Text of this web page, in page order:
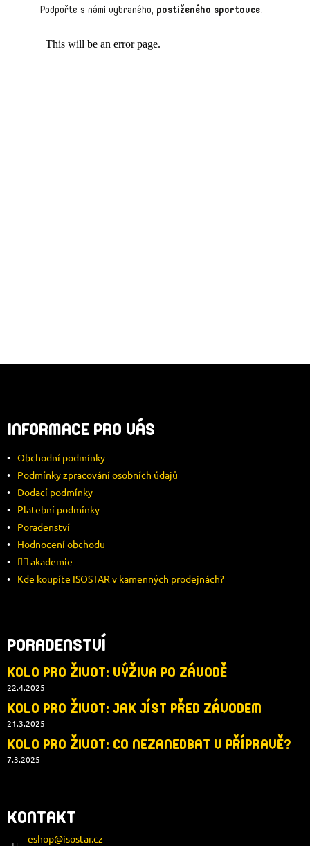
Podpořte s námi vybraného, postiženého sportovce.
P
A
T
INFORMACE PRO VÁS
Obchodní podmínky
Podmínky zpracování osobních údajů
Dodací podmínky
Platební podmínky
Poradenství
Hodnocení obchodu
🚴‍♂️ akademie
Kde koupíte ISOSTAR v kamenných prodejnách?
PORADENSTVÍ
KOLO PRO ŽIVOT: VÝŽIVA PO ZÁVODĚ
22.4.2025
KOLO PRO ŽIVOT: JAK JÍST PŘED ZÁVODEM
21.3.2025
KOLO PRO ŽIVOT: CO NEZANEDBAT V PŘÍPRAVĚ?
7.3.2025
KONTAKT
eshop@isostar.cz